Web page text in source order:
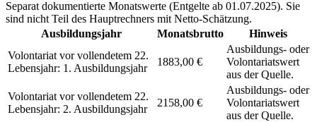
Separat dokumentierte Monatswerte (Entgelte ab 01.07.2025). Sie
sind nicht Teil des Hauptrechners mit Netto-Schätzung.
Ausbildungsjahr
Monatsbrutto
Hinweis
Volontariat vor vollendetem 22.
Lebensjahr: 1. Ausbildungsjahr
1883,00 €
Ausbildungs- oder
Volontariatswert
aus der Quelle.
Volontariat vor vollendetem 22.
Lebensjahr: 2. Ausbildungsjahr
2158,00 €
Ausbildungs- oder
Volontariatswert
aus der Quelle.